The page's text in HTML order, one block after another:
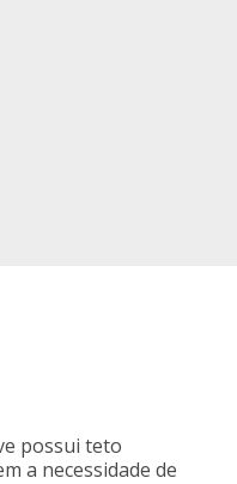
possui teto
a necessidade de